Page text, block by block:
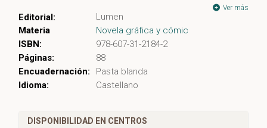
Ver más
Editorial:
Lumen
Materia
Novela gráfica y cómic
ISBN:
978-607-31-2184-2
Páginas:
88
Encuadernación:
Pasta blanda
Idioma:
Castellano
DISPONIBILIDAD EN CENTROS